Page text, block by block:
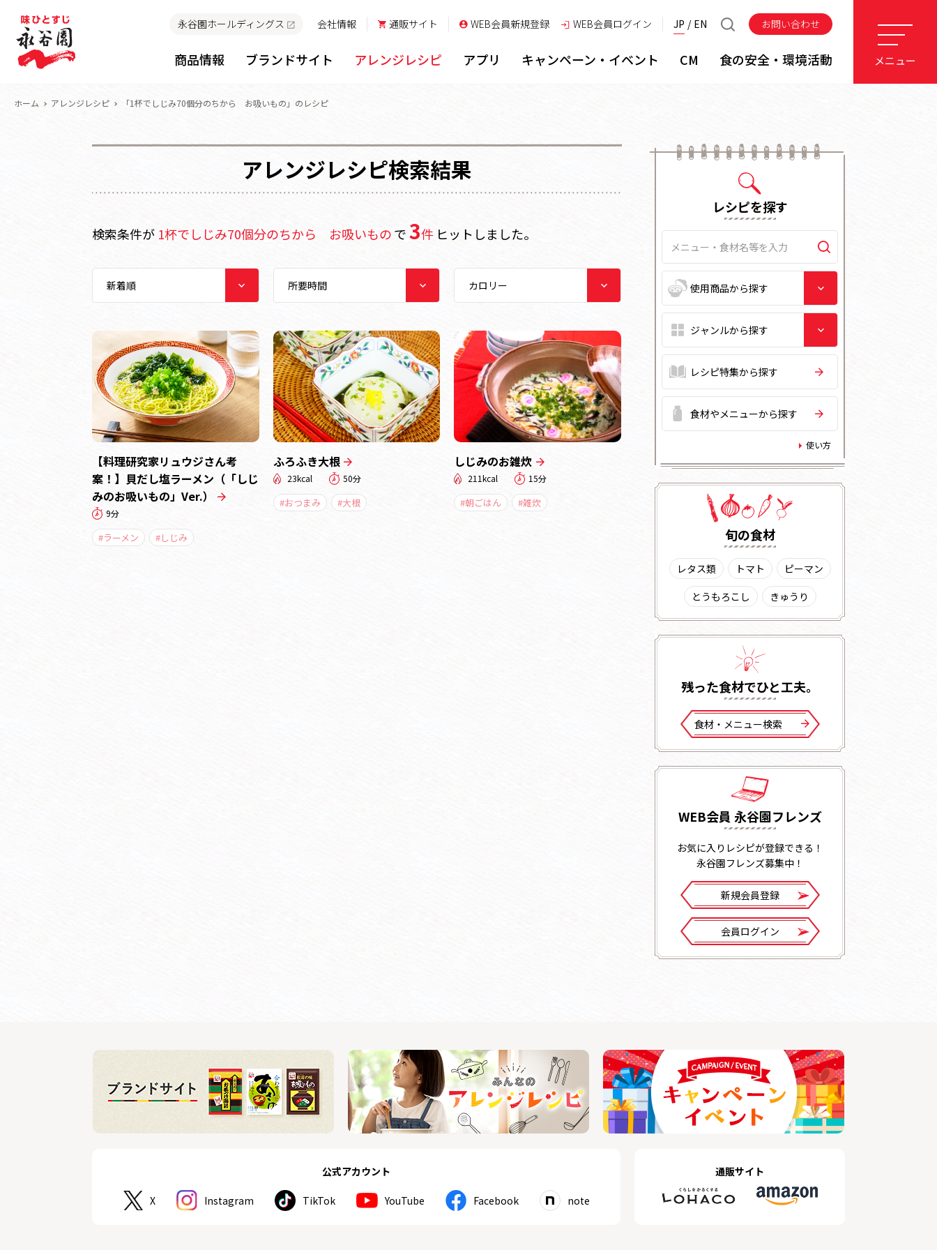
永谷園ホールディングス 会社情報 通販サイト WEB会員新規登録 WEB会員ログイン JP EN お問い合わせ
商品情報 ブランドサイト アレンジレシピ アプリ キャンペーン・イベント CM 食の安全・環境活動 メニュー
ホーム アレンジレシピ 「1杯でしじみ70個分のちから お吸いもの」のレシピ
アレンジレシピ検索結果
検索条件が 1杯でしじみ70個分のちから お吸いもので3件 ヒットしました。
【料理研究家リュウジさん考
案！】貝だし塩ラーメン（「しじ
みのお吸いもの」Ver.）
9分
#ラーメン #しじみ
ふろふき大根
23kcal 50分
#おつまみ #大根
しじみのお雑炊
211kcal 15分
#朝ごはん #雑炊
レシピを探す
レシピ特集から探す
食材やメニューから探す
使い方
旬の⾷材
レタス類 トマト
ピーマン
とうもろこし
きゅうり
残った⾷材でひと⼯夫。
⾷材・メニュー検索
WEB会員 永谷園フレンズ
お気に入りレシピが登録できる！
永谷園フレンズ募集中！
新規会員登録
会員ログイン
公式アカウント
X Instagram TikTok YouTube Facebook note
通販サイト